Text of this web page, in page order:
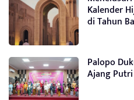
Kalender
di Tahun
Palopo
Ajang